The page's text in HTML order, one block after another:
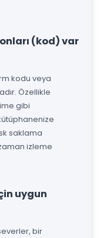
(kod) var
kodu veya
Özellikle
gibi
saklama
izleme
uygun
bir